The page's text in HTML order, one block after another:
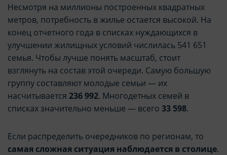
Несмотря на миллионы построенных квадратных
метров, потребность в жилье остается высокой. На
конец отчетного года в списках нуждающихся в
улучшении жилищных условий числилась 541 651
семья. Чтобы лучше понять масштаб, стоит
взглянуть на состав этой очереди. Самую большую
группу составляют молодые семьи — их
насчитывается 236 992. Многодетных семей в
списках значительно меньше — всего 33 598.
Если распределить очередников по регионам, то
самая сложная ситуация наблюдается в столице.